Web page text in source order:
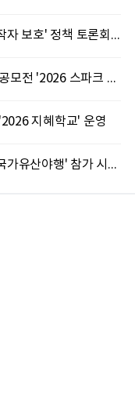
음저협, 국회서 '생성형 AI 시대 음악 창작자 보호' 정책 토론회 10일 개최
성신여대 학부생 '다온' 팀, 국제 디자인 공모전 '2026 스파크 어워드' 동상 수상
지혜학교' 운영
가톨릭관동대 인문도시사업센터, '강릉국가유산야행' 참가 시민 15명 모집